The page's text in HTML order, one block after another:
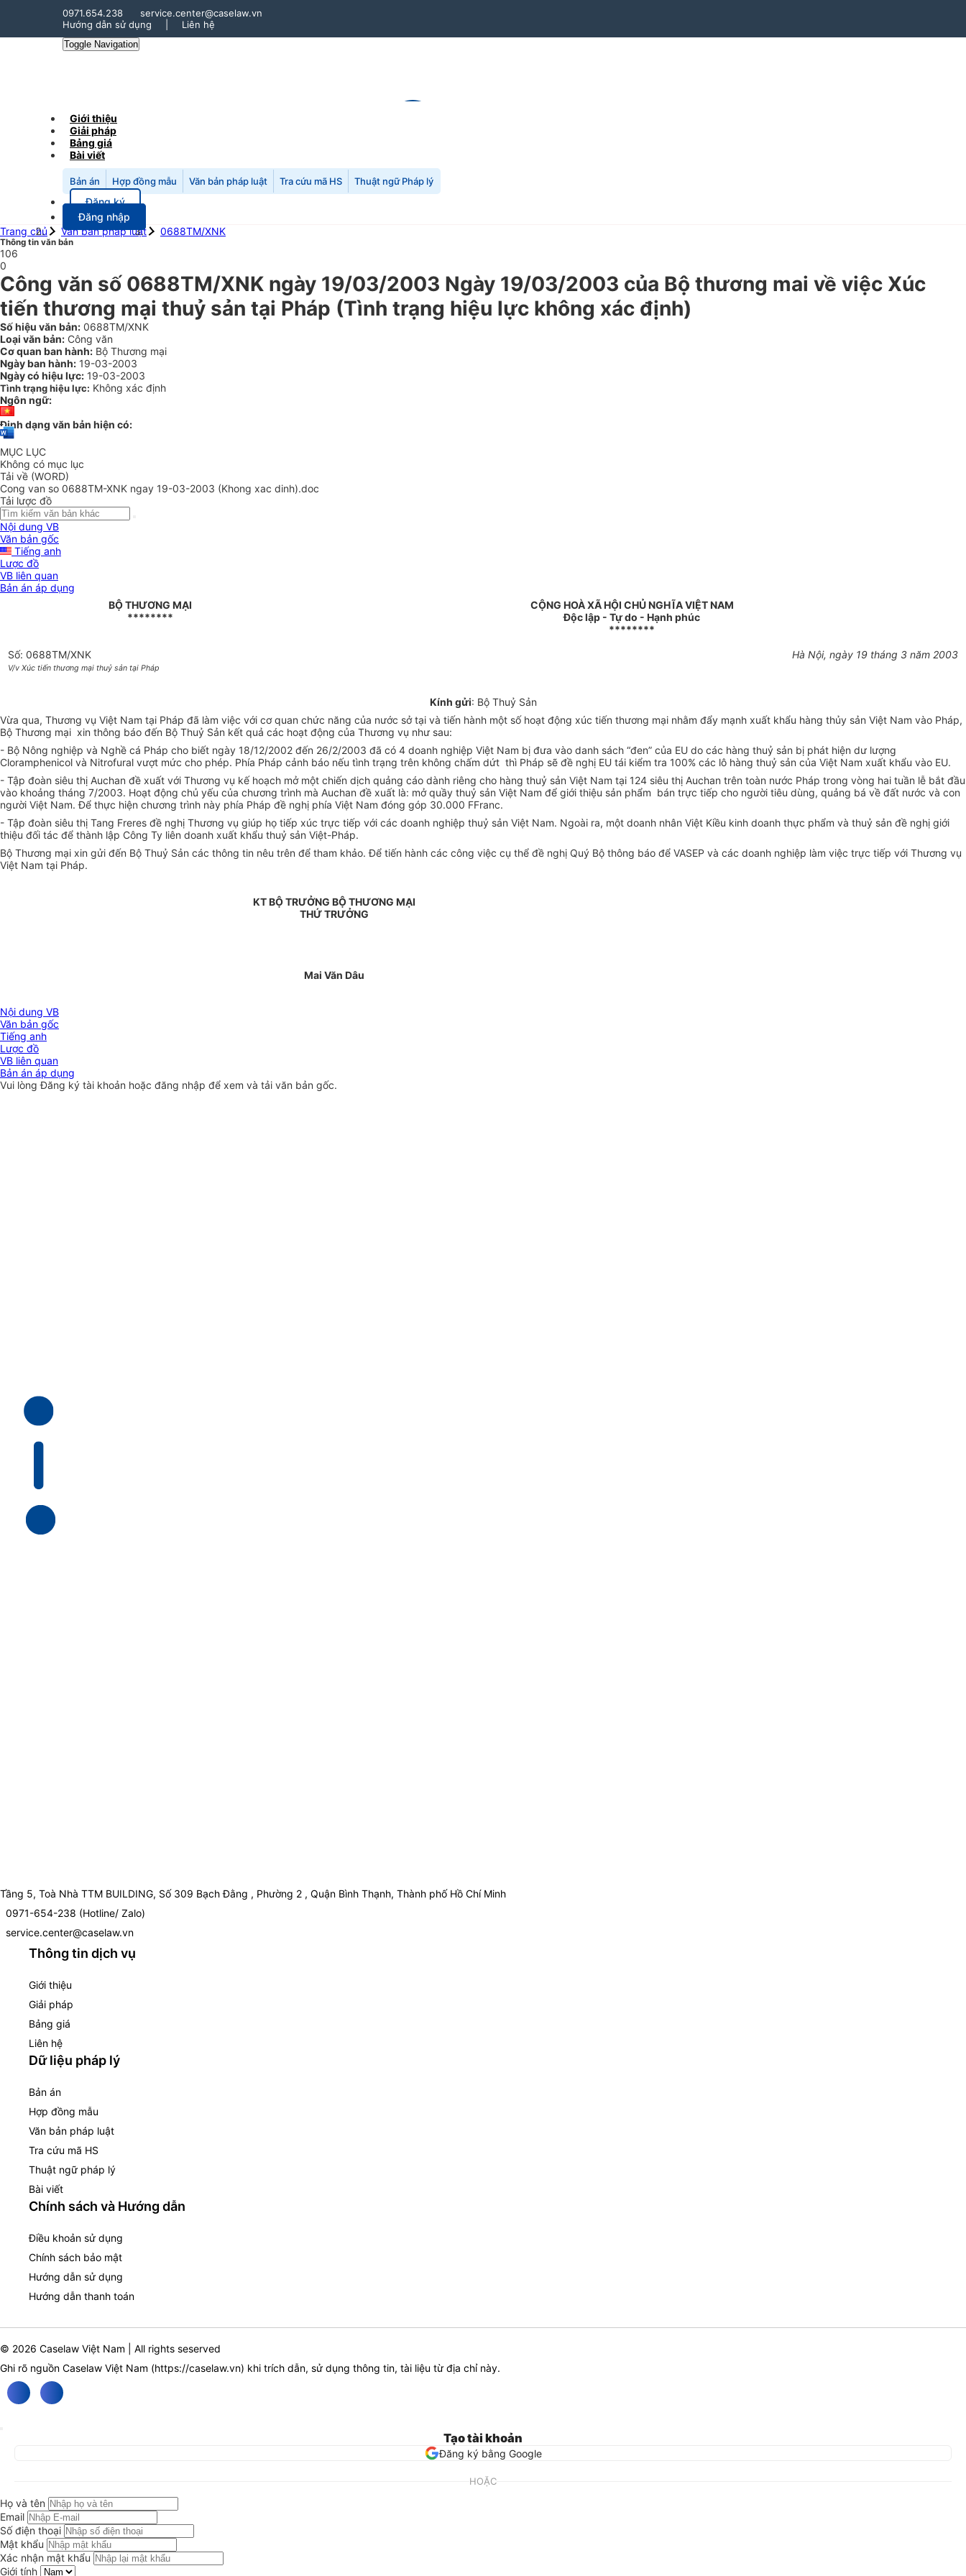
0971.654.238
service.center@caselaw.vn
Hướng dẫn sử dụng
Liên hệ
Toggle Navigation
Giới thiệu
Giải pháp
Bảng giá
Bài viết
Bản án Hợp đồng mẫu Văn bản pháp luật Tra cứu mã HS Thuật ngữ Pháp lý
Đăng ký
Đăng nhập
Trang chủ
Văn bản pháp luật 0688TM/XNK
Thông tin văn bản
106
0
Công văn số 0688TM/XNK ngày 19/03/2003 Ngày 19/03/2003 của Bộ thương mai về việc Xúc
tiến thương mại thuỷ sản tại Pháp (Tình trạng hiệu lực không xác định)
Số hiệu văn bản: 0688TM/XNK
Loại văn bản: Công văn
Cơ quan ban hành: Bộ Thương mại
Ngày ban hành: 19-03-2003
Ngày có hiệu lực: 19-03-2003
Tình trạng hiệu lực: Không xác định
Ngôn ngữ:
Định dạng văn bản hiện có:
MỤC LỤC
Không có mục lục
Tải về (WORD)
Cong van so 0688TM-XNK ngay 19-03-2003 (Khong xac dinh).doc
Tải lược đồ
Nội dung VB
Văn bản gốc
Tiếng anh
Lược đồ
VB liên quan
Bản án áp dụng
BỘ THƯƠNG MẠI
********
CỘNG HOÀ XÃ HỘI CHỦ NGHĨA VIỆT NAM
Độc lập - Tự do - Hạnh phúc
********
Số: 0688TM/XNK
V/v Xúc tiến thương mại thuỷ sản tại Pháp
Hà Nội, ngày 19 tháng 3 năm 2003
Kính gửi: Bộ Thuỷ Sản
Vừa qua, Thương vụ Việt Nam tại Pháp đã làm việc với cơ quan chức năng của nước sở tại và tiến hành một số hoạt động xúc tiến thương mại nhằm đẩy mạnh xuất khẩu hàng thủy sản Việt Nam vào Pháp,
Bộ Thương mại xin thông báo đến Bộ Thuỷ Sản kết quả các hoạt động của Thương vụ như sau:
- Bộ Nông nghiệp và Nghề cá Pháp cho biết ngày 18/12/2002 đến 26/2/2003 đã có 4 doanh nghiệp Việt Nam bị đưa vào danh sách “đen” của EU do các hàng thuỷ sản bị phát hiện dư lượng
Cloramphenicol và Nitrofural vượt mức cho phép. Phía Pháp cảnh báo nếu tình trạng trên không chấm dứt thì Pháp sẽ đề nghị EU tái kiểm tra 100% các lô hàng thuỷ sản của Việt Nam xuất khẩu vào EU.
- Tập đoàn siêu thị Auchan đề xuất với Thương vụ kế hoạch mở một chiến dịch quảng cáo dành riêng cho hàng thuỷ sản Việt Nam tại 124 siêu thị Auchan trên toàn nước Pháp trong vòng hai tuần lễ bắt đầu
vào khoảng tháng 7/2003. Hoạt động chủ yếu của chương trình mà Auchan đề xuất là: mở quầy thuỷ sản Việt Nam để giới thiệu sản phẩm bán trực tiếp cho người tiêu dùng, quảng bá về đất nước và con
người Việt Nam. Để thực hiện chương trình này phía Pháp đề nghị phía Việt Nam đóng góp 30.000 FFranc.
- Tập đoàn siêu thị Tang Freres đề nghị Thương vụ giúp họ tiếp xúc trực tiếp với các doanh nghiệp thuỷ sản Việt Nam. Ngoài ra, một doanh nhân Việt Kiều kinh doanh thực phẩm và thuỷ sản đề nghị giới
thiệu đối tác để thành lập Công Ty liên doanh xuất khẩu thuỷ sản Việt-Pháp.
Bộ Thương mại xin gửi đến Bộ Thuỷ Sản các thông tin nêu trên để tham khảo. Để tiến hành các công việc cụ thể đề nghị Quý Bộ thông báo để VASEP và các doanh nghiệp làm việc trực tiếp với Thương vụ
Việt Nam tại Pháp.
KT BỘ TRƯỞNG BỘ THƯƠNG MẠI
THỨ TRƯỞNG
Mai Văn Dâu
Nội dung VB
Văn bản gốc
Tiếng anh
Lược đồ
VB liên quan
Bản án áp dụng
Vui lòngĐăng ký tài khoản hoặc đăng nhập để xem và tải văn bản gốc.
Tầng 5, Toà Nhà TTM BUILDING, Số 309 Bạch Đằng , Phường 2 , Quận Bình Thạnh, Thành phố Hồ Chí Minh
0971-654-238 (Hotline/ Zalo)
service.center@caselaw.vn
Thông tin dịch vụ
Giới thiệu
Giải pháp
Bảng giá
Liên hệ
Dữ liệu pháp lý
Bản án
Hợp đồng mẫu
Văn bản pháp luật
Tra cứu mã HS
Thuật ngữ pháp lý
Bài viết
Chính sách và Hướng dẫn
Điều khoản sử dụng
Chính sách bảo mật
Hướng dẫn sử dụng
Hướng dẫn thanh toán
© 2026 Caselaw Việt Nam | All rights seserved
Ghi rõ nguồn Caselaw Việt Nam (https://caselaw.vn) khi trích dẫn, sử dụng thông tin, tài liệu từ địa chỉ này.
Tạo tài khoản
Đăng ký bằng Google
HOẶC
Họ và tên
Email
Số điện thoại
Mật khẩu
Xác nhận mật khẩu
Giới tính